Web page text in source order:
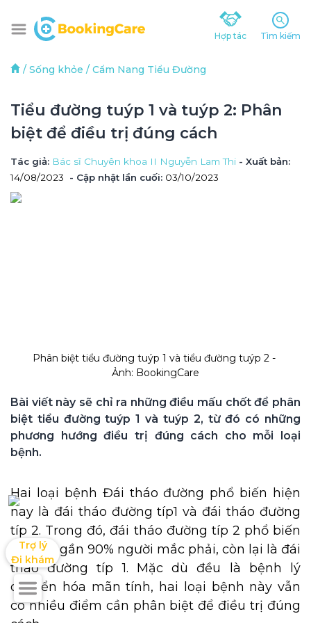
Hợp tác Tìm kiếm
/ Sống khỏe / Cẩm Nang Tiểu Đường
Tiểu đường tuýp 1 và tuýp 2: Phân
biệt để điều trị đúng cách
Tác giả: Bác sĩ Chuyên khoa II Nguyễn Lam Thi
14/08/2023
- Cập nhật lần cuối: 03/10/2023
Phân biệt tiểu đường tuýp 1 và tiểu đường tuýp 2 -
Ảnh: BookingCare
Bài viết này sẽ chỉ ra những điều mấu chốt để phân
biệt tiểu đường tuýp 1 và tuýp 2, từ đó có những
phương hướng điều trị đúng cách cho mỗi loại
Hai loại bệnh Đái tháo đường phổ biến hiện
nay là đái tháo đường típ1 và đái tháo đường
típ 2. Trong đó, đái tháo đường típ 2 phổ biến
hơn với gần 90% người mắc phải, còn lại là đái
tháo đường típ 1. Mặc dù đều là bệnh lý
chuyển hóa mãn tính, hai loại bệnh này vẫn
có nhiều điểm cần phân biệt để điều trị đúng
Trợ lý
Đi khám